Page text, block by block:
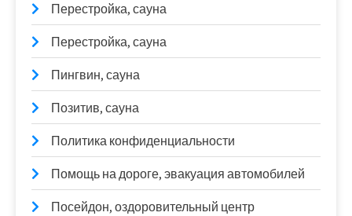
Перестройка, сауна
Перестройка, сауна
Пингвин, сауна
Позитив, сауна
Политика конфиденциальности
Помощь на дороге, эвакуация автомобилей
Посейдон, оздоровительный центр